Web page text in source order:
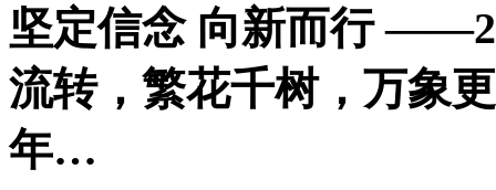
坚定信念 向新而行
流转，繁花千树，万象
年…